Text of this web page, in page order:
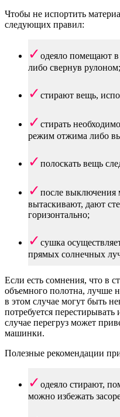
Чтобы не испортить
следующих правил:
одеяло помещают в
либо свернув рулоном;
стирают вещь,
стирать
режим отжима либо
полоскать вещь
после выключения
вытаскивают, дают
горизонтально;
сушка
прямых солнечных
Если есть сомнения, что в
объемного полотна, лучше
в этом случае могут быть
потребуется
случае перегруз может
машинки.
Полезные рекомендации
одеяло стирают,
можно избежать